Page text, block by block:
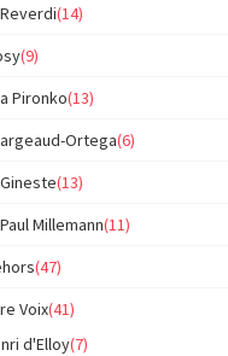
(14)
(9)
Pironko(13)
Ortega(6)
(13)
Millemann(11)
(47)
Voix(41)
d'Elloy(7)